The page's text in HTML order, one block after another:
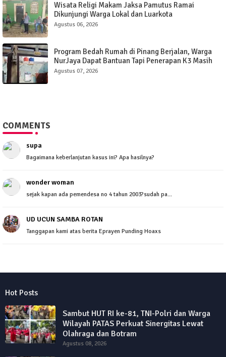
Wisata Religi Makam Jaksa Pamutus Ramai
Dikunjungi Warga Lokal dan Luarkota
Agustus 06, 2026
Program Bedah Rumah di Pinang Berjalan, Warga
NurJaya Dapat Bantuan Tapi Penerapan K3 Masih
Perlu Evaluasi.
Agustus 07, 2026
COMMENTS
supa
Bagaimana keberlanjutan kasus ini? Apa hasilnya?
wonder woman
sejak kapan ada pemendesa no 4 tahun 2003?sudah pa...
UD UCUN SAMBA ROTAN
Tanggapan kami atas berita Eprayen Punding Hoaxs
Hot Posts
Sambut HUT RI ke-81, TNI-Polri dan Warga
Wilayah PATAS Perkuat Sinergitas Lewat
Olahraga dan Botram
Agustus 08, 2026